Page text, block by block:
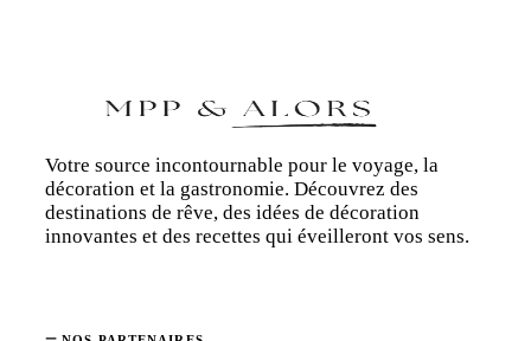
Votre source incontournable pour le voyage, la
décoration et la gastronomie. Découvrez des
destinations de rêve, des idées de décoration
innovantes et des recettes qui éveilleront vos sens.